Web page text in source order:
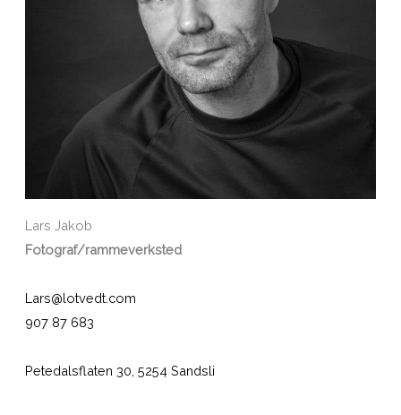
Lars Jakob
Fotograf/rammeverksted
Lars@lotvedt.com
907 87 683
Petedalsflaten 30, 5254 Sandsli